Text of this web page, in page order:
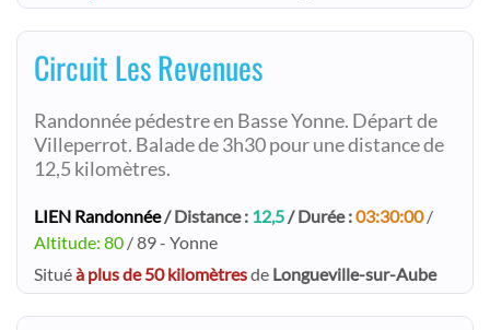
Circuit Les Revenues
Randonnée pédestre en Basse Yonne. Départ de
Villeperrot. Balade de 3h30 pour une distance de
12,5 kilomètres.
LIEN Randonnée/ Distance : 12,5/ Durée :03:30:00/
Altitude: 80 / 89 - Yonne
Situéà plus de 50 kilomètresde Longueville-sur-Aube